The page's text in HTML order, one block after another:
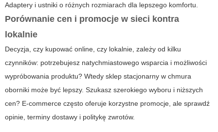
Adaptery i ustniki o różnych rozmiarach dla lepszego komfortu.
Porównanie cen i promocje w sieci kontra
lokalnie
Decyzja, czy kupować online, czy lokalnie, zależy od kilku
czynników: potrzebujesz natychmiastowego wsparcia i możliwości
wypróbowania produktu? Wtedy sklep stacjonarny w chmura
oborniki może być lepszy. Szukasz szerokiego wyboru i niższych
cen? E-commerce często oferuje korzystne promocje, ale sprawdź
opinie, terminy dostawy i politykę zwrotów.